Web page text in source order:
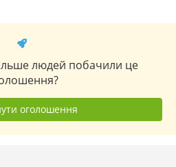
людей побачили це
оголошення